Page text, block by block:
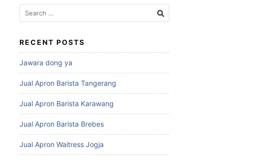
RECENT POSTS
Jawara dong ya
Jual Apron Barista Tangerang
Jual Apron Barista Karawang
Jual Apron Barista Brebes
Jual Apron Waitress Jogja